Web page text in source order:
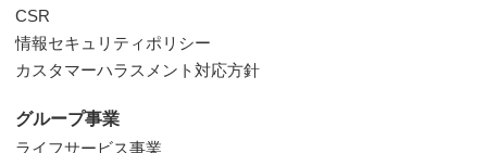
CSR
情報セキュリティポリシー
カスタマーハラスメント対応方針
グループ事業
ライフサービス事業